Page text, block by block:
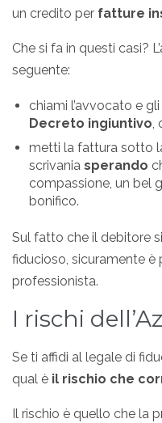
un credito per fatture
Che si fa in questi casi?
seguente:
chiami l’avvocato e
Decreto ingiuntivo
metti la fattura sotto
scrivania sperando
compassione, un bel
bonifico.
Sul fatto che il debitore
fiducioso, sicuramente è
professionista.
I rischi
Se ti affidi al legale di
qual è il rischio che
Il rischio è quello che la